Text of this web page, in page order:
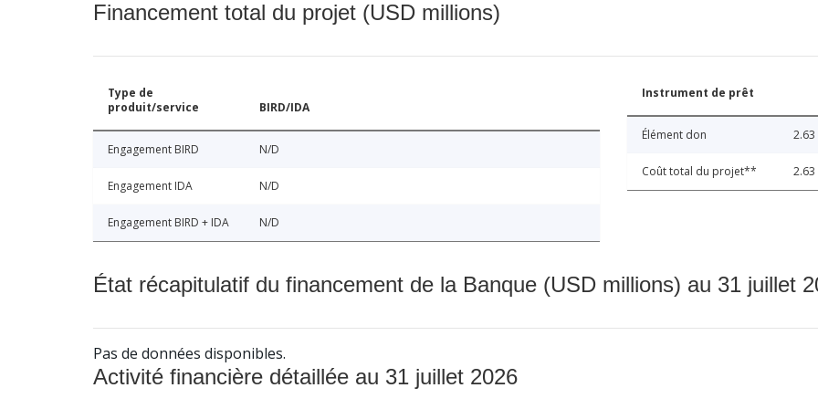
Financement total du projet (USD millions)
Type de
produit/service
BIRD/IDA
Engagement BIRD N/D
Engagement IDA N/D
Engagement BIRD + IDA N/D
Instrument de prêt
Élément don 2.63
Coût total du projet** 2.63
État récapitulatif du financement de la Banque (USD millions) au 31 juillet
Pas de données disponibles.
Activité financière détaillée au 31 juillet 2026